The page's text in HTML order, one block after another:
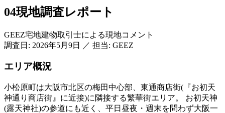
04現地調査レポート
GEEZ宅地建物取引士による現地コメント
調査日: 2026年5月9日 ／ 担当: GEEZ
エリア概況
小松原町は大阪市北区の梅田中心部、東通商店街(『お初天
神通り商店街』に近接)に隣接する繁華街エリア。 お初天神
(露天神社)の参道にも近く、平日昼夜・週末を問わず大阪一